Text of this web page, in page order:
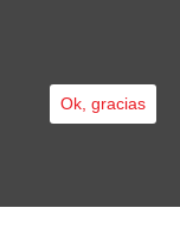
Ok, gracias